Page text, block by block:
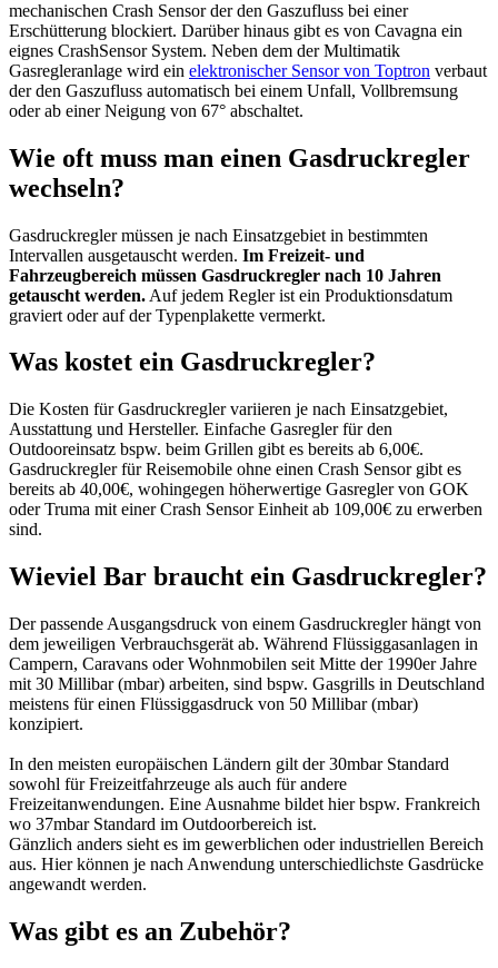
mechanischen Crash Sensor der den Gaszufluss bei einer
Erschütterung blockiert. Darüber hinaus gibt es von Cavagna ein
eignes CrashSensor System. Neben dem der Multimatik
Gasregleranlage wird ein elektronischer Sensor von Toptron verbaut
der den Gaszufluss automatisch bei einem Unfall, Vollbremsung
oder ab einer Neigung von 67° abschaltet.
Wie oft muss man einen Gasdruckregler
wechseln?
Gasdruckregler müssen je nach Einsatzgebiet in bestimmten
Intervallen ausgetauscht werden. Im Freizeit- und
Fahrzeugbereich müssen Gasdruckregler nach 10 Jahren
getauscht werden. Auf jedem Regler ist ein Produktionsdatum
graviert oder auf der Typenplakette vermerkt.
Was kostet ein Gasdruckregler?
Die Kosten für Gasdruckregler variieren je nach Einsatzgebiet,
Ausstattung und Hersteller. Einfache Gasregler für den
Outdooreinsatz bspw. beim Grillen gibt es bereits ab 6,00€.
Gasdruckregler für Reisemobile ohne einen Crash Sensor gibt es
bereits ab 40,00€, wohingegen höherwertige Gasregler von GOK
oder Truma mit einer Crash Sensor Einheit ab 109,00€ zu erwerben
sind.
Wieviel Bar braucht ein Gasdruckregler?
Der passende Ausgangsdruck von einem Gasdruckregler hängt von
dem jeweiligen Verbrauchsgerät ab. Während Flüssiggasanlagen in
Campern, Caravans oder Wohnmobilen seit Mitte der 1990er Jahre
mit 30 Millibar (mbar) arbeiten, sind bspw. Gasgrills in Deutschland
meistens für einen Flüssiggasdruck von 50 Millibar (mbar)
konzipiert.
In den meisten europäischen Ländern gilt der 30mbar Standard
sowohl für Freizeitfahrzeuge als auch für andere
Freizeitanwendungen. Eine Ausnahme bildet hier bspw. Frankreich
wo 37mbar Standard im Outdoorbereich ist.
Gänzlich anders sieht es im gewerblichen oder industriellen Bereich
aus. Hier können je nach Anwendung unterschiedlichste Gasdrücke
angewandt werden.
Was gibt es an Zubehör?